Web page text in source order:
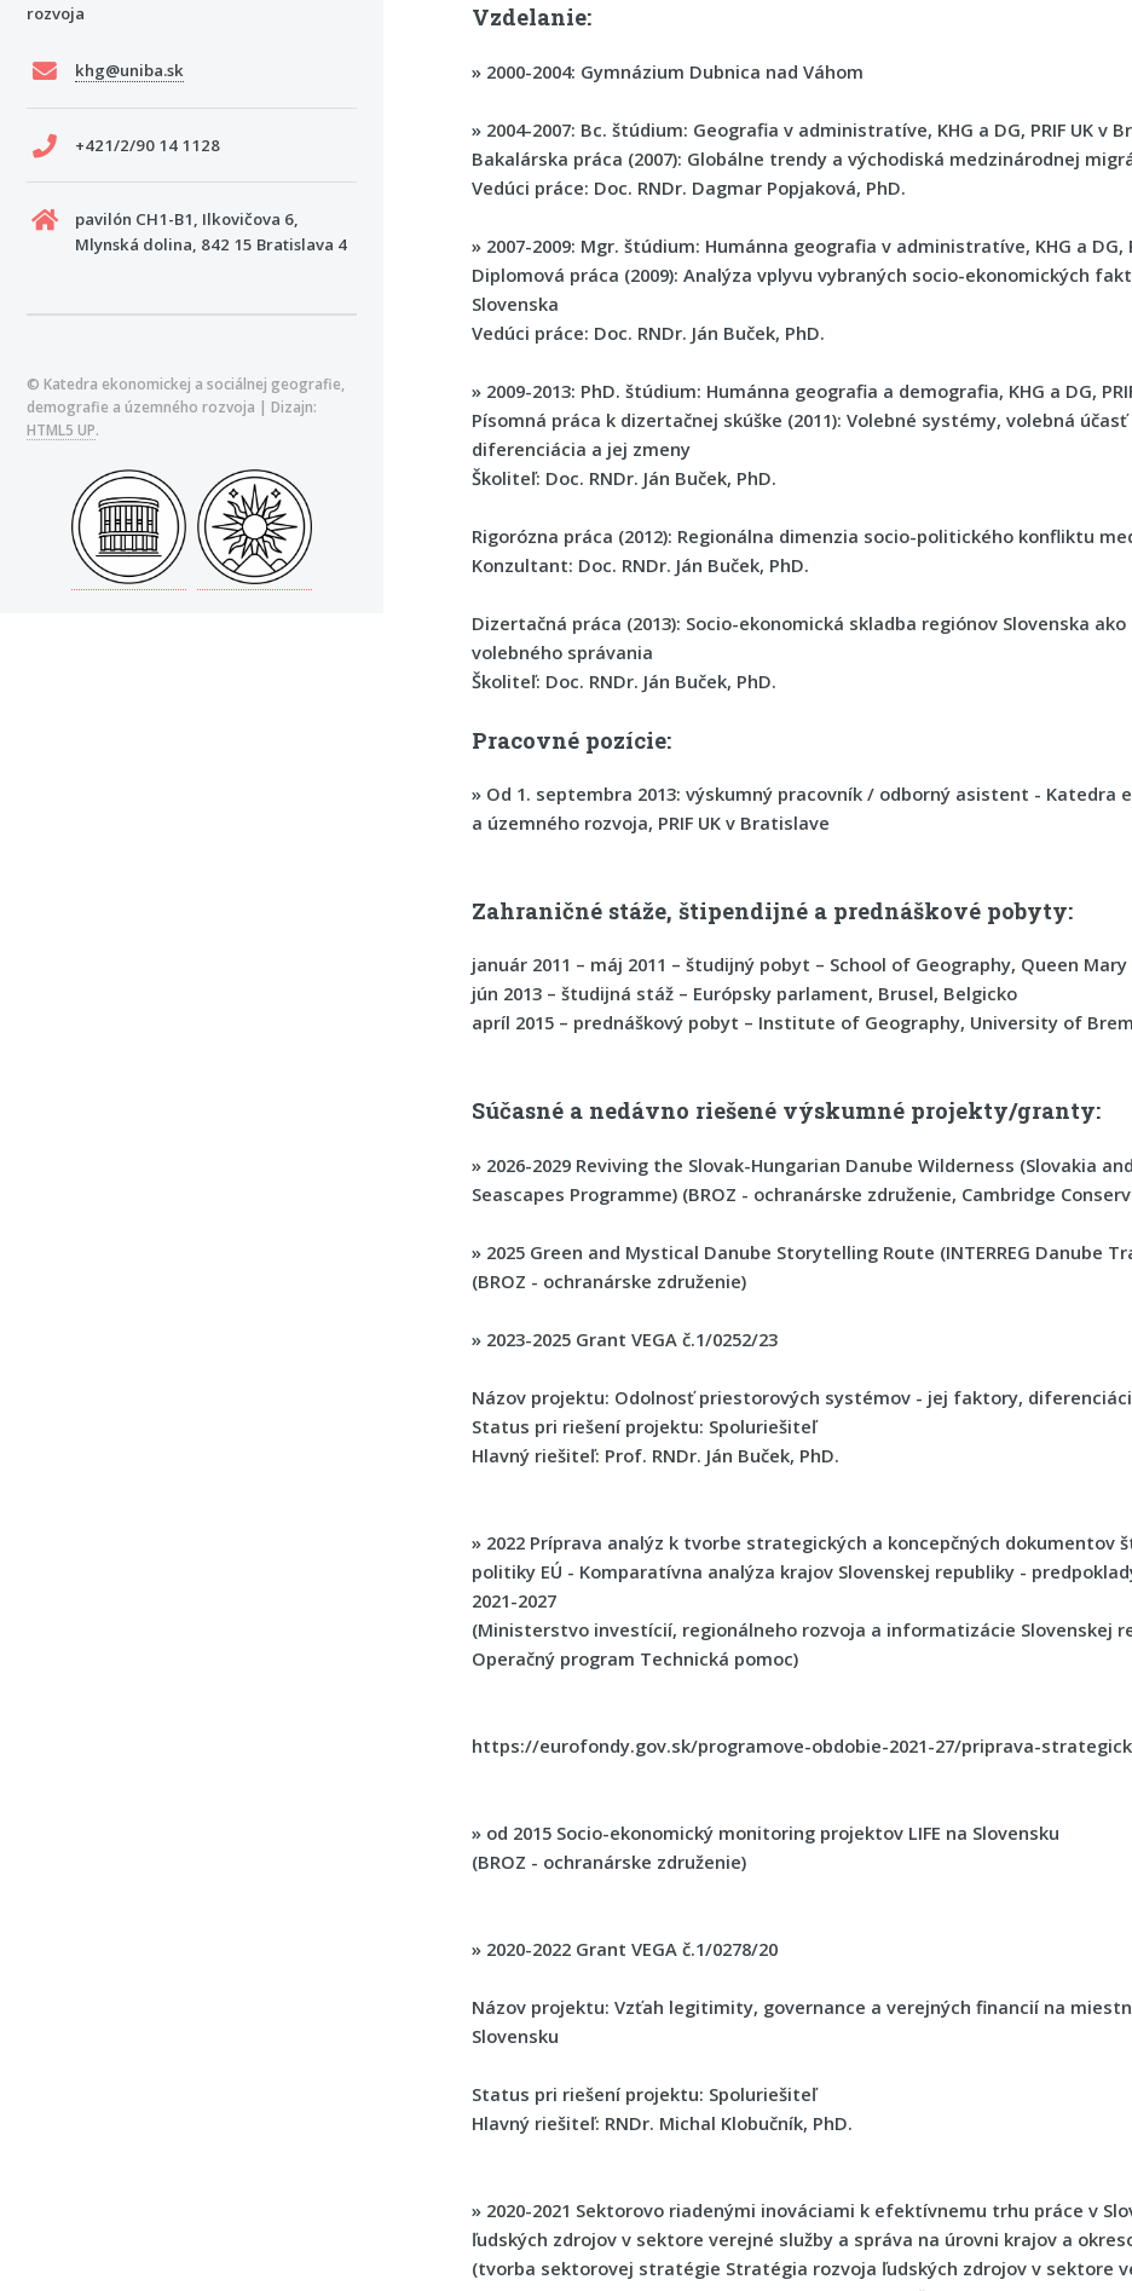
Vzdelanie:
» 2000-2004: Gymnázium Dubnica nad Váhom
» 2004-2007: Bc. štúdium: Geografia v administratíve, KHG a DG, PRIF UK v
Bakalárska práca (2007): Globálne trendy a východiská medzinárodnej
Vedúci práce: Doc. RNDr. Dagmar Popjaková, PhD.
» 2007-2009: Mgr. štúdium: Humánna geografia v administratíve, KHG a DG,
Diplomová práca (2009):Analýza vplyvu vybraných socio-ekonomických
Slovenska
Vedúci práce: Doc. RNDr. Ján Buček, PhD.
» 2009-2013: PhD. štúdium: Humánna geografia a demografia, KHG a DG,
Písomná práca k dizertačnej skúške (2011):Volebné systémy, volebná
diferenciácia a jej zmeny
Školiteľ: Doc. RNDr. Ján Buček, PhD.
Rigorózna práca (2012): Regionálna dimenzia socio-politického konfliktu
Konzultant: Doc. RNDr. Ján Buček, PhD.
Dizertačná práca (2013): Socio-ekonomická skladba regiónov Slovenska
volebného správania
Školiteľ: Doc. RNDr. Ján Buček, PhD.
Pracovné pozície:
» Od 1. septembra 2013: výskumný pracovník / odborný asistent - Katedra
a územného rozvoja, PRIF UK v Bratislave
Zahraničné stáže, štipendijné a prednáškové pobyty:
január 2011 – máj 2011 – študijný pobyt – School of Geography, Queen
jún 2013 – študijná stáž – Európsky parlament, Brusel, Belgicko
apríl 2015 – prednáškový pobyt – Institute of Geography, University of
Súčasné a nedávno riešené výskumné projekty/granty:
» 2026-2029 Reviving the Slovak-Hungarian Danube Wilderness (Slovakia
Seascapes Programme) (BROZ - ochranárske združenie, Cambridge
» 2025 Green and Mystical Danube Storytelling Route (INTERREG Danube
(BROZ - ochranárske združenie)
» 2023-2025 Grant VEGA č.1/0252/23
Názov projektu: Odolnosť priestorových systémov - jej faktory,
Status pri riešení projektu: Spoluriešiteľ
Hlavný riešiteľ: Prof. RNDr. Ján Buček, PhD.
» 2022 Príprava analýz k tvorbe strategických a koncepčných dokumentov
politiky EÚ - Komparatívna analýza krajov Slovenskej republiky -
2021-2027
(Ministerstvo investícií, regionálneho rozvoja a informatizácie Slovenskej
Operačný program Technická pomoc)
https://eurofondy.gov.sk/programove-obdobie-2021-27/priprava-
» od 2015 Socio-ekonomický monitoring projektov LIFE na Slovensku
(BROZ - ochranárske združenie)
» 2020-2022 Grant VEGA č.1/0278/20
Názov projektu:Vzťah legitimity, governance a verejných financií na
Slovensku
Status pri riešení projektu: Spoluriešiteľ
Hlavný riešiteľ: RNDr. Michal Klobučník, PhD.
» 2020-2021 Sektorovo riadenými inováciami k efektívnemu trhu práce v
ľudských zdrojov v sektore verejné služby a správa na úrovni krajov a
(tvorba sektorovej stratégie Stratégia rozvoja ľudských zdrojov v sektore
rozvoja
khg@uniba.sk
+421/2/90 14 1128
pavilón CH1-B1, Ilkovičova 6,
Mlynská dolina, 842 15 Bratislava 4
© Katedra ekonomickej a sociálnej geografie,
demografie a územného rozvoja | Dizajn:
HTML5 UP.